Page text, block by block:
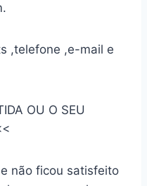
,telefone ,e-mail e
OU O SEU
não ficou satisfeito